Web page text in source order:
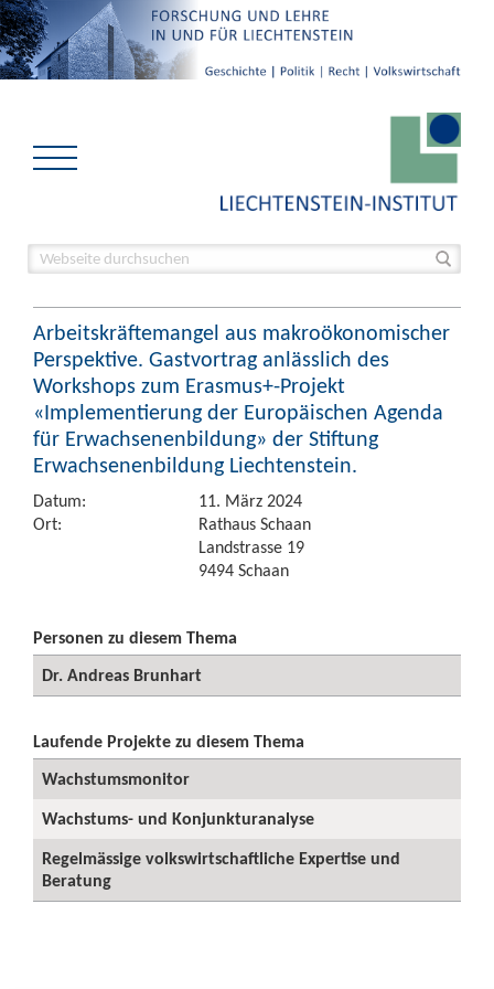
Arbeitskräftemangel aus makroökonomischer
Perspektive. Gastvortrag anlässlich des
Workshops zum Erasmus+-Projekt
«Implementierung der Europäischen Agenda
für Erwachsenenbildung» der Stiftung
Erwachsenenbildung Liechtenstein.
Datum:
11. März 2024
Ort:
Rathaus Schaan
Landstrasse 19
9494 Schaan
Personen zu diesem Thema
Dr. Andreas Brunhart
Laufende Projekte zu diesem Thema
Wachstumsmonitor
Wachstums- und Konjunkturanalyse
Regelmässige volkswirtschaftliche Expertise und
Beratung